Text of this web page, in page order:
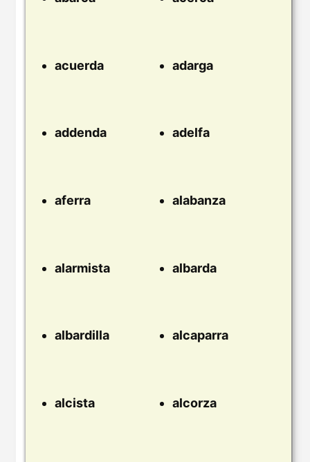
acuerda adarga
addenda adelfa
aferra alabanza
alarmista albarda
albardilla alcaparra
alcista alcorza